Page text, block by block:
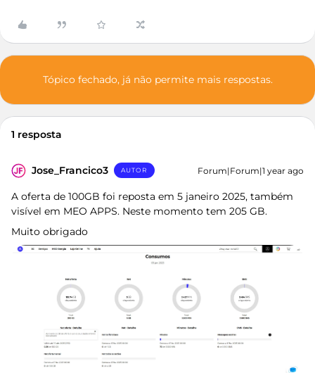
Tópico fechado, já não permite mais respostas.
1 resposta
Jose_Francico3 AUTOR Forum|Forum|1 year ago
A oferta de 100GB foi reposta em 5 janeiro 2025, também
visível em MEO APPS. Neste momento tem 205 GB.
Muito obrigado